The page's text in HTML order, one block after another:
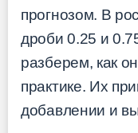
прогнозом. В
дроби 0.25 и
разберем, как
практике. Их
добавлении и